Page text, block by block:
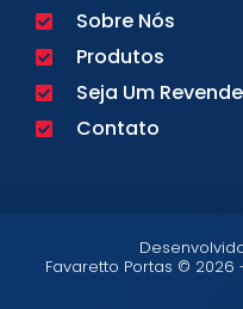
Sobre Nós
Produtos
Seja Um
Contato
Favaretto Portas ©